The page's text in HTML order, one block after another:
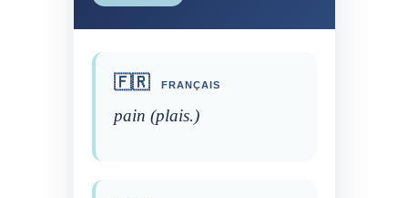
🇫🇷 FRANÇAIS
pain (plais.)